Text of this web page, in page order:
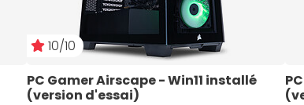
10/10
PC Gamer Airscape - Win11 installé
(version d'essai)